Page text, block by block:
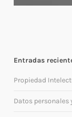
Entradas
Propiedad
Datos personales